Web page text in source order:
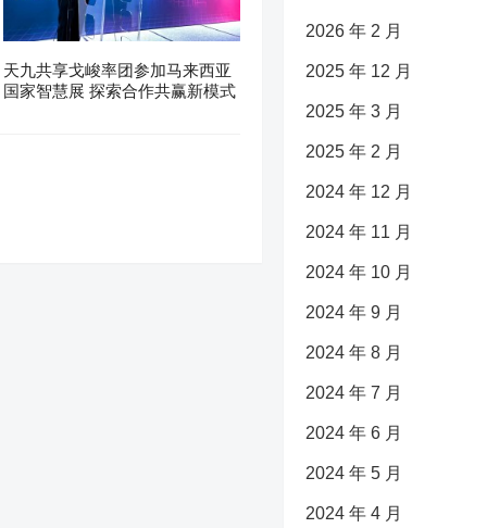
天九共享戈峻率团参加马来西亚
国家智慧展 探索合作共赢新模式
2026 年 2 月
2025 年 12 月
2025 年 3 月
2025 年 2 月
2024 年 12 月
2024 年 11 月
2024 年 10 月
2024 年 9 月
2024 年 8 月
2024 年 7 月
2024 年 6 月
2024 年 5 月
2024 年 4 月